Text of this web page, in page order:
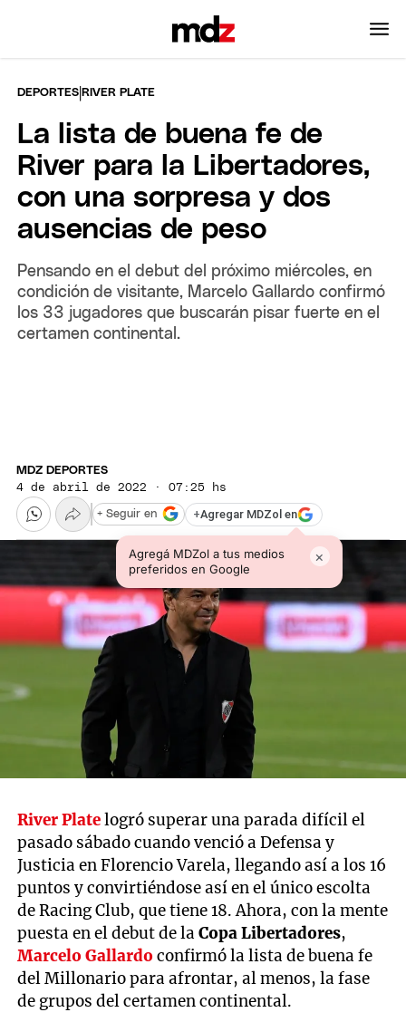
DEPORTES |RIVER PLATE
La lista de buena fe de
River para la Libertadores,
con una sorpresa y dos
ausencias de peso
Pensando en el debut del próximo miércoles, en
condición de visitante, Marcelo Gallardo confirmó
los 33 jugadores que buscarán pisar fuerte en el
certamen continental.
MDZ DEPORTES
4 de abril de 2022 · 07:25 hs
+Agregar MDZol en
Agregá MDZol a tus medios
preferidos en Google
×
+ Seguir en
River Platelogró superar una parada difícil el
pasado sábado cuando venció a Defensa y
Justicia en Florencio Varela, llegando así a los 16
puntos y convirtiéndose así en el único escolta
de Racing Club, que tiene 18. Ahora, con la mente
puesta en el debut de laCopa Libertadores,
Marcelo Gallardoconfirmó la lista de buena fe
del Millonario para afrontar, al menos, la fase
de grupos del certamen continental.